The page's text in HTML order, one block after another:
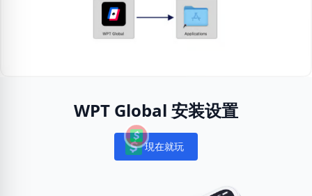
WPT Global 安装设置
Notifications
現在就玩